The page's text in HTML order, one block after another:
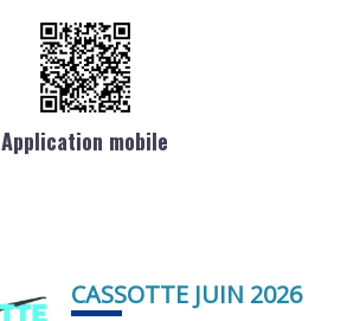
Application mobile
CASSOTTE JUIN 2026